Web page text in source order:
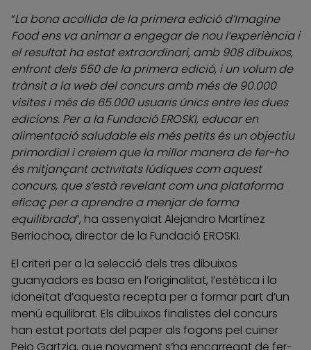
“La bona acollida de la primera edició d’Imagine
Food ens va animar a engegar de nou l’experiència i
el resultat ha estat extraordinari, amb 908 dibuixos,
enfront dels 550 de la primera edició, i un volum de
trànsit a la web del concurs amb més de 90.000
visites i més de 65.000 usuaris únics entre les dues
edicions. Per a la Fundació EROSKI, educar en
alimentació saludable els més petits és un objectiu
primordial i creiem que la millor manera de fer-ho
és mitjançant activitats lúdiques com aquest
concurs, que s’està revelant com una plataforma
eficaç per a aprendre a menjar de forma
equilibrada”, ha assenyalat Alejandro Martínez
Berriochoa, director de la Fundació EROSKI.
El criteri per a la selecció dels tres dibuixos
guanyadors es basa en l’originalitat, l’estètica i la
idoneïtat d’aquesta recepta per a formar part d’un
menú equilibrat. Els dibuixos finalistes del concurs
han estat portats del paper als fogons pel cuiner
Peio Gartzia, que novament s’ha encarregat de fer-